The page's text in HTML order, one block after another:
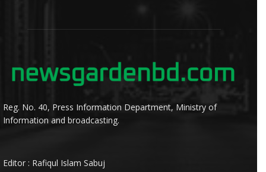
Reg. No. 40, Press Information Department, Ministry of
Information and broadcasting.
Editor : Rafiqul Islam Sabuj